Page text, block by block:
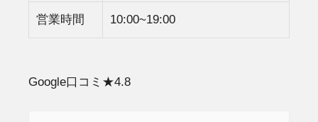
営業時間 10:00~19:00
Google口コミ★4.8